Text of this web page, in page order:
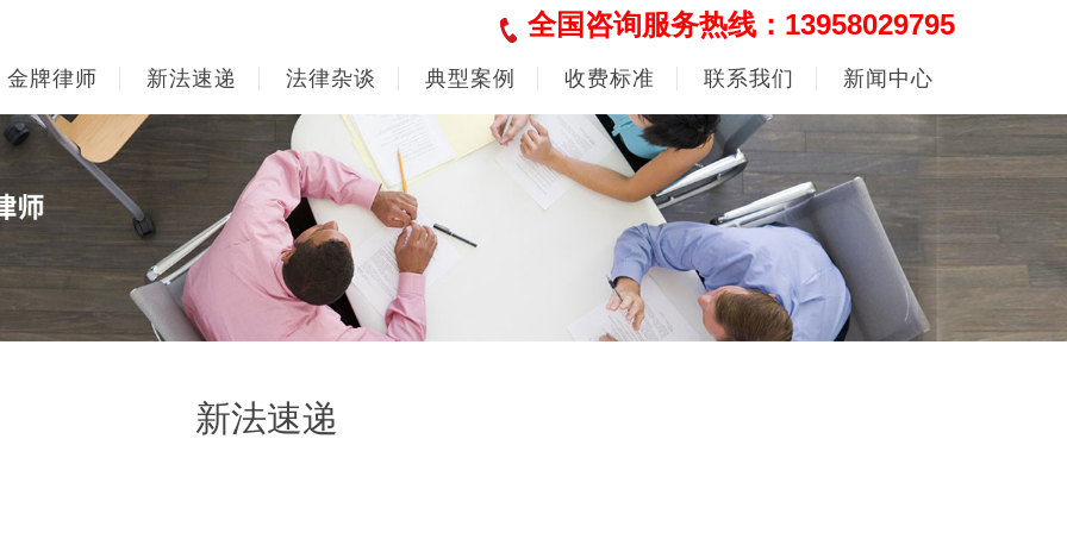
全国咨询服务热线：13958029795
金牌律师 新法速递 法律杂谈 典型案例 收费标准 联系我们 新闻中心
新法速递